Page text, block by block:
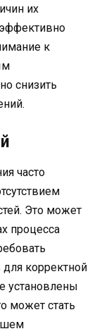
их
к
снизить
часто
Это может
процесса
корректной
установлены
может стать